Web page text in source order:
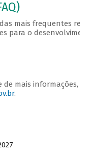
mais frequentes
para o
de mais informações,
.